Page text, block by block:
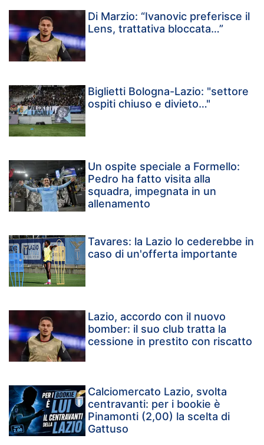
Di Marzio: “Ivanovic preferisce il
Lens, trattativa bloccata…”
Biglietti Bologna-Lazio: "settore
ospiti chiuso e divieto…"
Un ospite speciale a Formello:
Pedro ha fatto visita alla
squadra, impegnata in un
allenamento
Tavares: la Lazio lo cederebbe in
caso di un'offerta importante
Lazio, accordo con il nuovo
bomber: il suo club tratta la
cessione in prestito con riscatto
Calciomercato Lazio, svolta
centravanti: per i bookie è
Pinamonti (2,00) la scelta di
Gattuso